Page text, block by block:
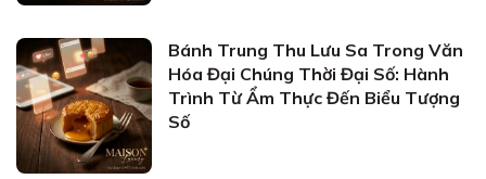
Bánh Trung Thu Lưu Sa Trong Văn
Hóa Đại Chúng Thời Đại Số: Hành
Trình Từ Ẩm Thực Đến Biểu Tượng
Số